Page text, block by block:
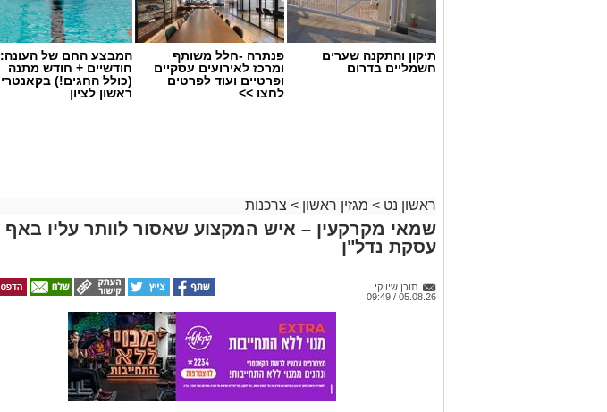
תיקון והתקנה שערים
חשמליים בדרום
פנתרה -חלל משותף
ומרכז לאירועים עסקיים
ופרטיים ועוד לפרטים
לחצו >>
המבצע החם של העונה:
חודשיים + חודש מתנה
(כולל החגים!) בקאנטרי
ראשון לציון
ראשון נט > מגזין ראשון > צרכנות
שמאי מקרקעין – איש המקצוע שאסור לוותר עליו באף
עסקת נדל"ן
תוכן שיווקי
05.08.26 / 09:49